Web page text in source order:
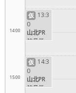
14:00
15:00
仮 13:3
0
山北PR
館見学コ
仮 14:3
0
山北PR
館見学コ